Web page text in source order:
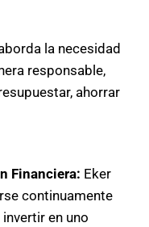
la necesidad
responsable,
ahorrar
Financiera: Eker
continuamente
en uno